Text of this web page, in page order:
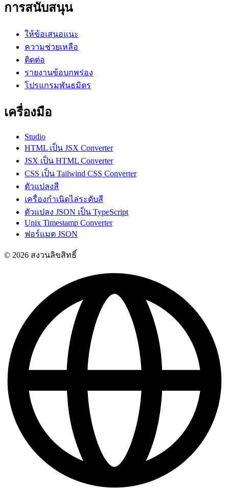
การสนับสนุน
ให้ข้อเสนอแนะ
ความช่วยเหลือ
ติดต่อ
รายงานข้อบกพร่อง
โปรแกรมพันธมิตร
เครื่องมือ
Studio
HTML เป็น JSX Converter
JSX เป็น HTML Converter
CSS เป็น Tailwind CSS Converter
ตัวแปลงสี
เครื่องกำเนิดไล่ระดับสี
ตัวแปลง JSON เป็น TypeScript
Unix Timestamp Converter
ฟอร์แมต JSON
© 2026 สงวนลิขสิทธิ์